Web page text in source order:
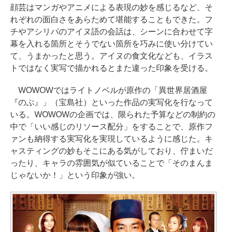
顔芸はマンガやアニメによる表現の妙を感じるなど、そ
れぞれの面白さをあらためて堪能することもできた。フ
チやアシリパのアイヌ語の会話は、シーンに合わせて字
幕を入れる箇所とそうでない箇所を巧みに使い分けてい
て、うまかったと思う。アイヌの食文化なども、イラス
トではなく実写で描かれるとまた違った印象を受ける。
WOWOWではライトノベルが原作の「異世界居酒屋
『のぶ』」（宝島社）といった作品の実写化を行なって
いる。WOWOWの企画では、限られた予算などの制約の
中で「いい感じのリソース配分」をすることで、原作フ
ァンも納得する実写化を実現しているように感じた。キ
ャスティングの妙もそこにある気がしており、佇まいだ
ったり、キャラの雰囲気が似ていることで「そのまんま
じゃないか！」という印象が強い。